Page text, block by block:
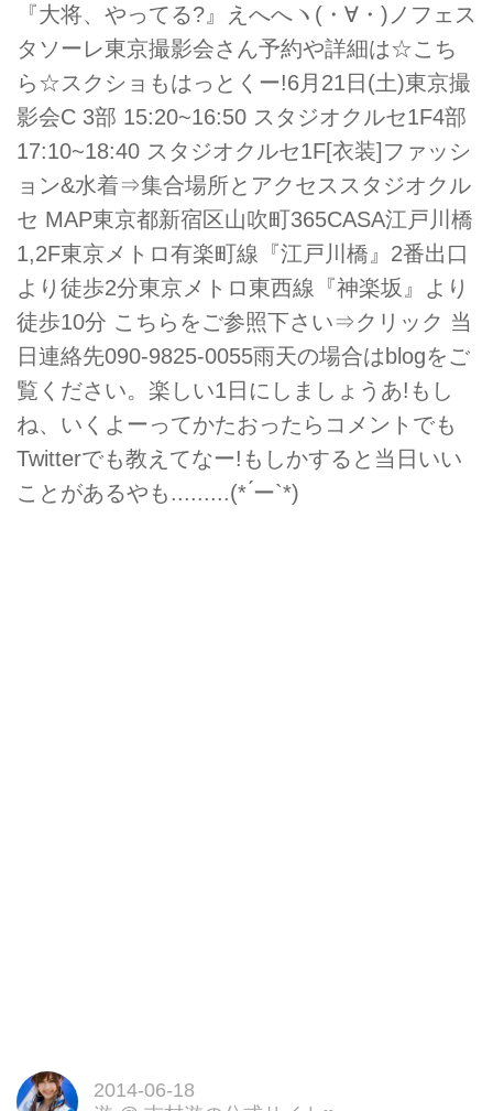
『大将、やってる?』えへへヽ(・∀・)ノフェス
タソーレ東京撮影会さん予約や詳細は☆こち
ら☆スクショもはっとくー!6月21日(土)東京撮
影会C 3部 15:20~16:50 スタジオクルセ1F4部
17:10~18:40 スタジオクルセ1F[衣装]ファッシ
ョン&水着⇒集合場所とアクセススタジオクル
セ MAP東京都新宿区山吹町365CASA江戸川橋
1,2F東京メトロ有楽町線『江戸川橋』2番出口
より徒歩2分東京メトロ東西線『神楽坂』より
徒歩10分 こちらをご参照下さい⇒クリック 当
日連絡先090-9825-0055雨天の場合はblogをご
覧ください。楽しい1日にしましょうあ!もし
ね、いくよーってかたおったらコメントでも
Twitterでも教えてなー!もしかすると当日いい
ことがあるやも.........(* ́ー`*)
2014-06-18